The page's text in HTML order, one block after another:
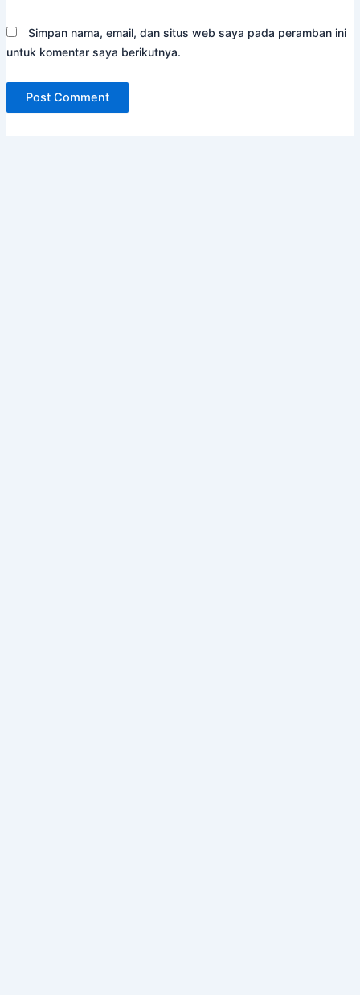
Simpan nama, email, dan situs web saya pada peramban ini
untuk komentar saya berikutnya.